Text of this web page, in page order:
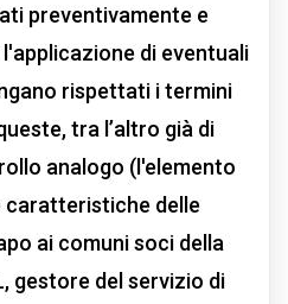
preventivamente e
di eventuali
rispettati i termini
tra l’altro già di
analogo (l'elemento
caratteristiche delle
ai comuni soci della
gestore del servizio di